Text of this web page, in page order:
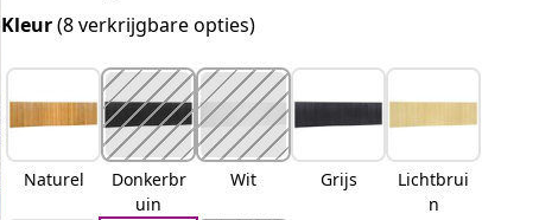
Kleur(8 verkrijgbare opties)
Naturel
Donkerbr
uin
Wit Grijs
Lichtbrui
n